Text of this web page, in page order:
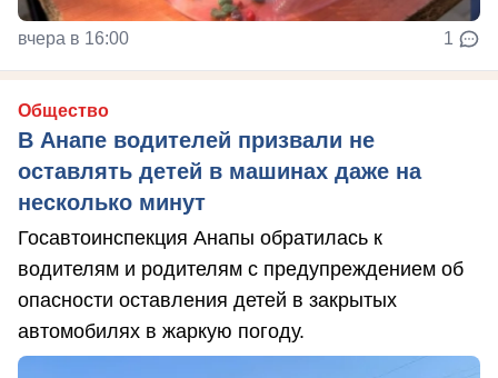
вчера в 16:00 1
Общество
В Анапе водителей призвали не
оставлять детей в машинах даже на
несколько минут
Госавтоинспекция Анапы обратилась к
водителям и родителям с предупреждением об
опасности оставления детей в закрытых
автомобилях в жаркую погоду.